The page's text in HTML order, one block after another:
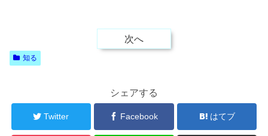
次へ
知る
シェアする
Twitter Facebook はてブ